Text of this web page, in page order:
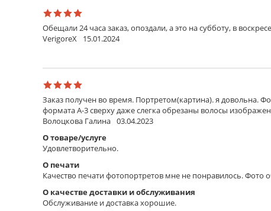
Обещали 24 часа заказ, опоздали, а это на субботу, в
VerigoreX
15.01.2024
Заказ получен во время. Портретом(картина). я довольна.
формата А-3 сверху даже слегка обрезаны волосы
Волоцкова Галина 03.04.2023
О товаре/услуге
Удовлетворительно.
О печати
Качество печати фотопортретов мне не понравилось. Фото
О качестве доставки и обслуживания
Обслуживание и доставка хорошие.